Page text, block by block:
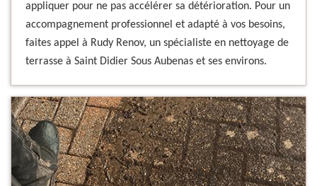
appliquer pour ne pas accélérer sa détérioration. Pour un
accompagnement professionnel et adapté à vos besoins,
faites appel à Rudy Renov, un spécialiste en nettoyage de
terrasse à Saint Didier Sous Aubenas et ses environs.